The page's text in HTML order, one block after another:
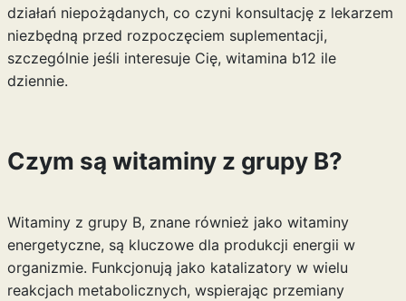
działań niepożądanych, co czyni konsultację z lekarzem
niezbędną przed rozpoczęciem suplementacji,
szczególnie jeśli interesuje Cię, witamina b12 ile
dziennie.
Czym są witaminy z grupy B?
Witaminy z grupy B, znane również jako witaminy
energetyczne, są kluczowe dla produkcji energii w
organizmie. Funkcjonują jako katalizatory w wielu
reakcjach metabolicznych, wspierając przemiany